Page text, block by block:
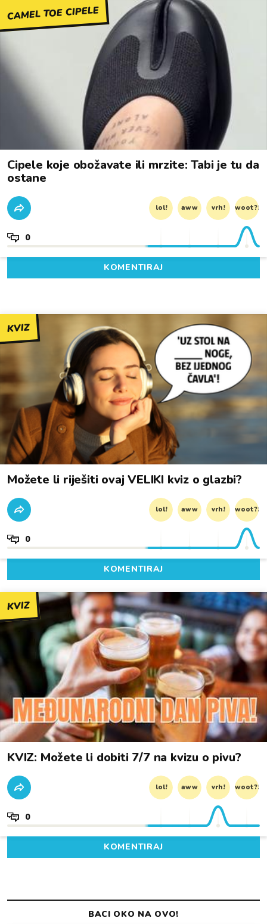
CAMEL TOE CIPELE
Cipele koje obožavate ili mrzite: Tabi je tu da
ostane
lol! aww vrh! woot?!
0
KOMENTIRAJ
KVIZ
Možete li riješiti ovaj VELIKI kviz o glazbi?
lol! aww vrh! woot?!
0
KOMENTIRAJ
KVIZ
KVIZ: Možete li dobiti 7/7 na kvizu o pivu?
lol! aww vrh! woot?!
0
KOMENTIRAJ